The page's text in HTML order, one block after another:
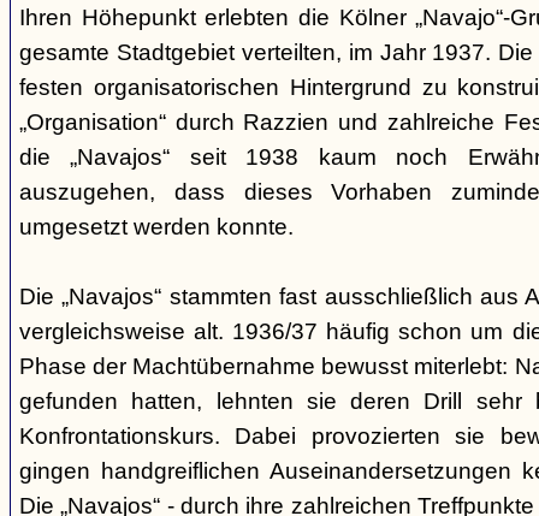
Ihren Höhepunkt erlebten die Kölner „Navajo“-
gesamte Stadtgebiet verteilten, im Jahr 1937.
festen organisatorischen Hintergrund zu
„Organisation“ durch Razzien und zahlreiche
die „Navajos“ seit 1938 kaum noch
auszugehen, dass dieses Vorhaben
umgesetzt werden konnte.
Die „Navajos“ stammten fast ausschließlich aus
vergleichsweise alt. 1936/37 häufig schon um
Phase der Machtübernahme bewusst miterlebt:
gefunden hatten, lehnten sie deren Drill
Konfrontationskurs. Dabei provozierten sie
gingen handgreiflichen Auseinandersetzungen
Die „Navajos“ - durch ihre zahlreichen